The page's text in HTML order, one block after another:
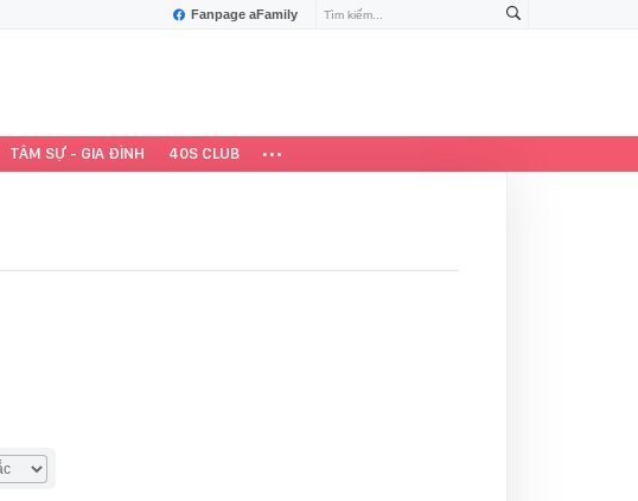
Fanpage aFamily
TÂM SỰ - GIA ĐÌNH 40S CLUB